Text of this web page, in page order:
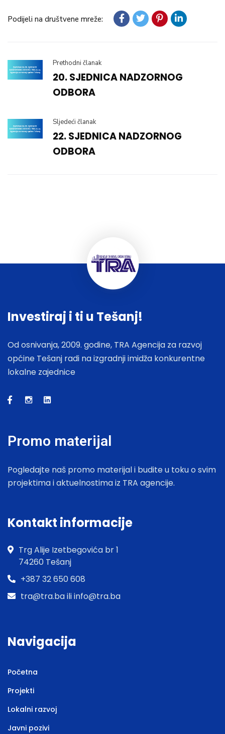
Podijeli na društvene mreže:
Prethodni članak
20. SJEDNICA NADZORNOG
ODBORA
Sljedeći članak
22. SJEDNICA NADZORNOG
ODBORA
Investiraj i ti u Tešanj!
Od osnivanja, 2009. godine, TRA Agencija za razvoj
općine Tešanj radi na izgradnji imidža konkurentne
lokalne zajednice
Promo materijal
Pogledajte naš promo materijal i budite u toku o svim
projektima i aktuelnostima iz TRA agencije.
Kontakt informacije
Trg Alije Izetbegovića br 1
74260 Tešanj
+387 32 650 608
tra@tra.ba ili info@tra.ba
Navigacija
Početna
Projekti
Lokalni razvoj
Javni pozivi